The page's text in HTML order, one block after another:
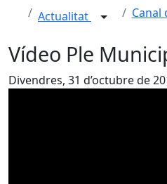
Actualitat Canal
Vídeo Ple
Divendres, 31 d’octubre de